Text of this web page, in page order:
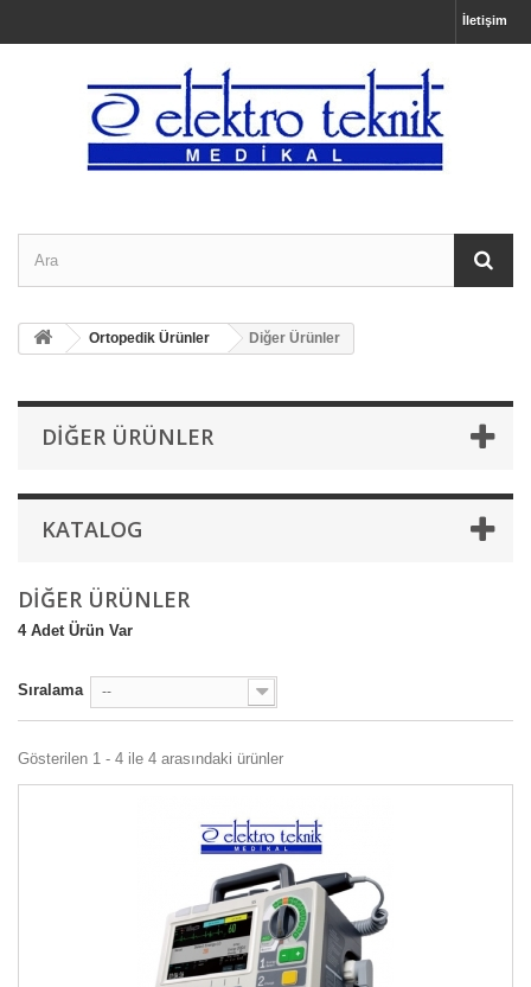
İletişim
Ortopedik Ürünler Diğer Ürünler
DIĞER ÜRÜNLER
KATALOG
DIĞER ÜRÜNLER
4 Adet Ürün Var
Sıralama --
Gösterilen 1 - 4 ile 4 arasındaki ürünler